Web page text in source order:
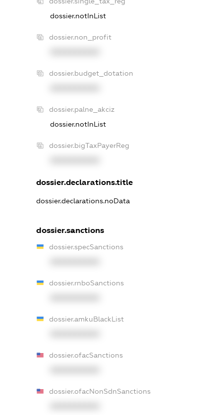
dossier.notInList
dossier.non_profit
dossier.budget_dotation
dossier.palne_akciz
dossier.notInList
dossier.bigTaxPayerReg
dossier.declarations.title
dossier.declarations.noData
dossier.sanctions
dossier.specSanctions
dossier.rnboSanctions
dossier.amkuBlackList
dossier.ofacSanctions
dossier.ofacNonSdnSanctions